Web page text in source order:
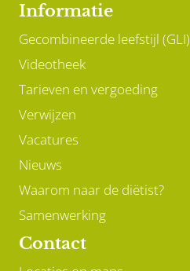
Informatie
Gecombineerde leefstijl (GLI)
Videotheek
Tarieven en vergoeding
Verwijzen
Vacatures
Nieuws
Waarom naar de diëtist?
Samenwerking
Contact